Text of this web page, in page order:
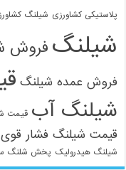
پلاستیکی کشاورزی شیلنگ
شیلنگ فروش
فروش عمده شیلنگ
شیلنگ آب قیمت
قیمت شیلنگ فشار قوی
شیلنگ هیدرولیک پخش شلنگ